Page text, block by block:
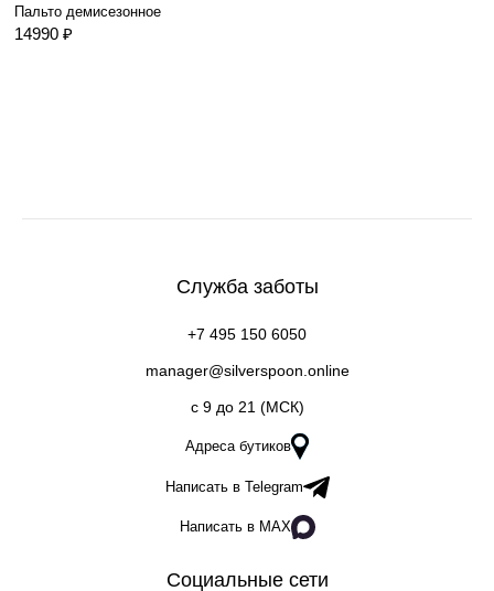
Пальто демисезонное
14990 ₽
Служба заботы
+7 495 150 6050
manager@silverspoon.online
c 9 до 21 (МСК)
Адреса бутиков
Написать в Telegram
Написать в MAX
Социальные сети